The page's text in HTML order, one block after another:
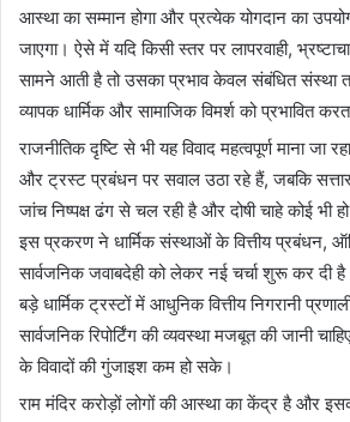
आस्था का सम्मान होगा और प्रत्येक योगदान का
जाएगा। ऐसे में यदि किसी स्तर पर लापरवाही,
सामने आती है तो उसका प्रभाव केवल संबंधित संस्था
व्यापक धार्मिक और सामाजिक विमर्श को प्रभावित
राजनीतिक दृष्टि से भी यह विवाद महत्वपूर्ण माना जा
और ट्रस्ट प्रबंधन पर सवाल उठा रहे हैं, जबकि
जांच निष्पक्ष ढंग से चल रही है और दोषी चाहे कोई भी
इस प्रकरण ने धार्मिक संस्थाओं के वित्तीय प्रबंधन,
सार्वजनिक जवाबदेही को लेकर नई चर्चा शुरू कर दी
बड़े धार्मिक ट्रस्टों में आधुनिक वित्तीय निगरानी
सार्वजनिक रिपोर्टिंग की व्यवस्था मजबूत की जानी
के विवादों की गुंजाइश कम हो सके।
राम मंदिर करोड़ों लोगों की आस्था का केंद्र है और